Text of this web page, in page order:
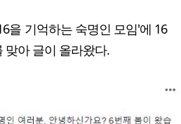
을 기억하는 숙명인 모임'에 16
맞아 글이 올라왔다.